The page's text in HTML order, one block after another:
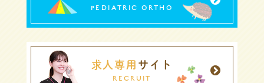
PEDIATRIC ORTHO
求人専用 サイト
RECRUIT